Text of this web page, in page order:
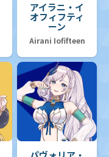
アイラニ・イ
オフィフティ
ーン
Airani Iofifteen